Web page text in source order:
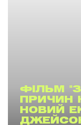
ФІЛЬМ
ПРИЧИН
НОВИЙ